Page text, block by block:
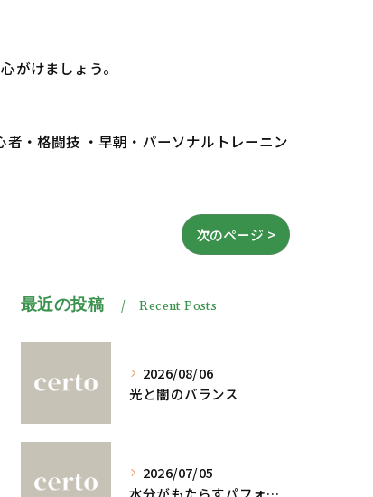
がけましょう。
・格闘技 ・早朝・パーソナルトレーニン
次のページ >
最近の投稿 Recent Posts
2026/08/06
光と闇のバランス
2026/07/05
水分がもたらすパフォーマンスへの影響